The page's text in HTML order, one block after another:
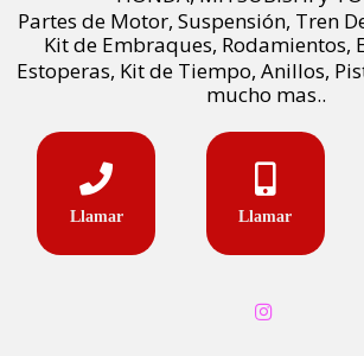
Partes de Motor, Suspensión, Tren
Kit de Embraques, Rodamientos,
Estoperas, Kit de Tiempo, Anillos,
mucho mas..
Llamar Llamar